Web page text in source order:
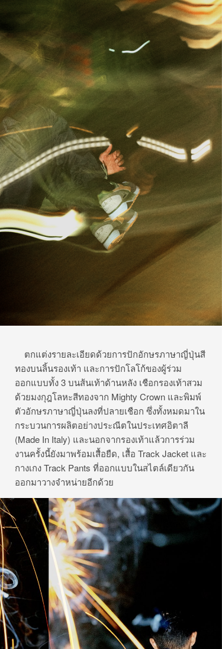
ตกแต่งรายละเอียดด้วยการปักอักษรภาษาญี่ปุ่นสี
ทองบนลิ้นรองเท้า และการปักโลโก้ของผู้ร่วม
ออกแบบทั้ง 3 บนส้นเท้าด้านหลัง เชือกรองเท้าสวม
ด้วยมงกุฎโลหะสีทองจาก Mighty Crown และพิมพ์
ตัวอักษรภาษาญี่ปุ่นลงที่ปลายเชือก ซึ่งทั้งหมดมาใน
กระบวนการผลิตอย่างประณีตในประเทศอิตาลี
(Made In Italy) และนอกจากรองเท้าแล้วการร่วม
งานครั้งนี้ยังมาพร้อมเสื้อยืด, เสื้อ Track Jacket และ
กางเกง Track Pants ที่ออกแบบในสไตล์เดียวกัน
ออกมาวางจำหน่ายอีกด้วย